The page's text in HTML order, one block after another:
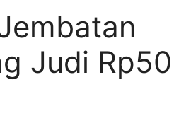
Judi Rp50